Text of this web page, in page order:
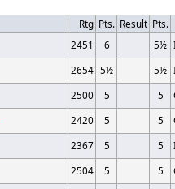
Rtg Pts. Result Pts.
2451 6 5½
2654 5½ 5½
2500 5 5
2420 5 5
2367 5 5
2504 5 5